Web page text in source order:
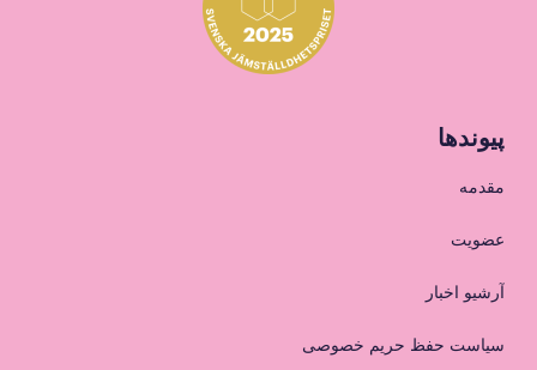
پیوندها
مقدمه
عضویت
آرشیو اخبار
سیاست حفظ حریم خصوصی